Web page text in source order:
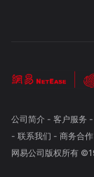
公司简介- 客户服务 -
- 联系我们 - 商务合作
网易公司版权所有